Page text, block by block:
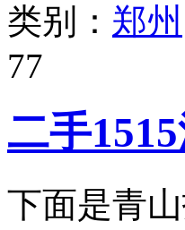
类别： 郑州
77
二手
下面是青